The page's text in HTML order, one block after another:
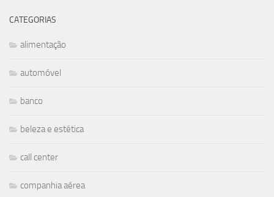
CATEGORIAS
alimentação
automóvel
banco
beleza e estética
call center
companhia aérea